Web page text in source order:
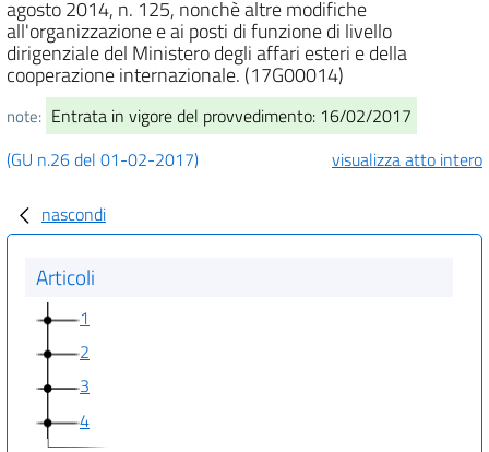
agosto 2014, n. 125, nonchè altre modifiche
all'organizzazione e ai posti di funzione di livello
dirigenziale del Ministero degli affari esteri e della
cooperazione internazionale. (17G00014)
note: Entrata in vigore del provvedimento: 16/02/2017
(GU n.26 del 01-02-2017)
visualizza atto intero
nascondi
Articoli
1
2
3
4